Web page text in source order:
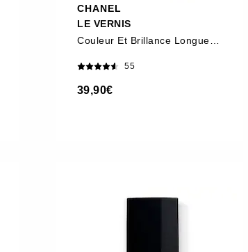
CHANEL
LE VERNIS
55
39,90€